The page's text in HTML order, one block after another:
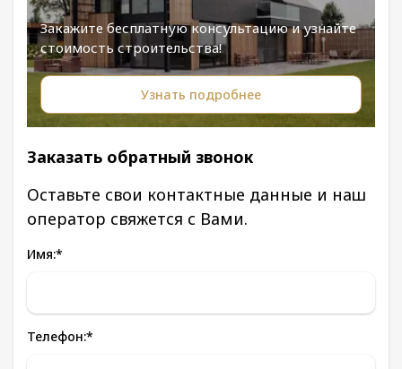
Закажите бесплатную консультацию и узнайте
стоимость строительства!
Узнать подробнее
Заказать обратный звонок
Оставьте свои контактные данные и наш
оператор свяжется с Вами.
Имя:*
Телефон:*